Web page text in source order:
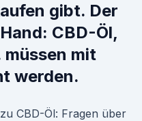
gibt. Der
CBD-Öl,
müssen mit
werden.
CBD-Öl: Fragen über